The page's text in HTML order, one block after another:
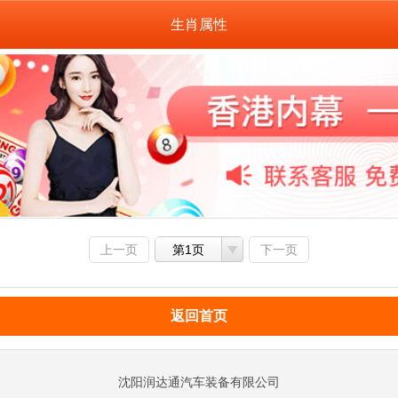
生肖属性
上一页 第1页 下一页
返回首页
沈阳润达通汽车装备有限公司